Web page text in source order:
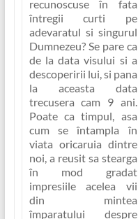
recunoscuse în fata
întregii curti pe
adevaratul si singurul
Dumnezeu? Se pare ca
de la data visului si a
descoperirii lui, si pana
la aceasta data
trecusera cam 9 ani.
Poate ca timpul, asa
cum se întampla în
viata oricaruia dintre
noi, a reusit sa stearga
în mod gradat
impresiile acelea vii
din mintea
împaratului despre